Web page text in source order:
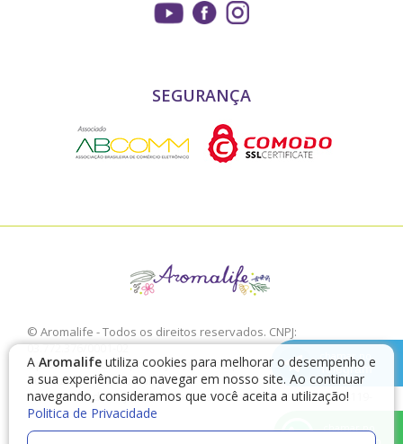
A Aromalife utiliza cookies para melhorar o desempenho e
a sua experiência ao navegar em nosso site. Ao continuar
navegando, consideramos que você aceita a utilização!
Politica de Privacidade
chamar no
Telegram
chamar no
SEGURANÇA
© Aromalife - Todos os direitos reservados. CNPJ:
03.772.376/0001-02
É proibido a sua reprodução, total ou parcial, sem a expressa
autorização da Aromalife.
Rua: Conde de Irajá, 17 V. Mariana - São Paulo - SP / CEP: 04119-
010